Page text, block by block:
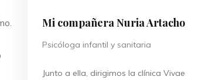
Mi compañera Nuria Artacho
Psicóloga infantil y sanitaria
Junto a ella, dirigimos la clínica Vivae